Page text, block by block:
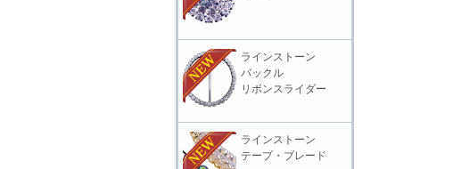
ラインストーン
バックル
リボンスライダー
ラインストーン
テープ・ブレード